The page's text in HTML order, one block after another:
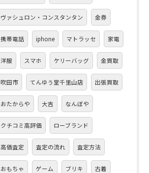
ヴァシュロン・コンスタンタン 金券
携帯電話 iphone マトラッセ 家電
洋服 スマホ ケリーバッグ 金買取
吹田市 てんゆう堂千里山店 出張買取
おたからや 大吉 なんぼや
クチコミ高評価 ローブランド
高価査定 査定の流れ 査定方法
おもちゃ ゲーム ブリキ 古着